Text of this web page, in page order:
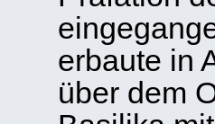
erbaute in
über dem